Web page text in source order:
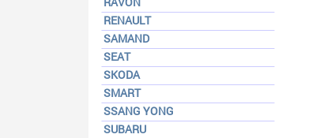
RENAULT
SAMAND
SEAT
SKODA
SMART
SSANG YONG
SUBARU